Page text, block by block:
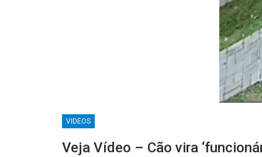
VIDEOS
Veja Vídeo – Cão vira